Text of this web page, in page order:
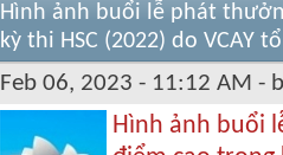
Hình ảnh buổi lễ phát
kỳ thi HSC (2022) do VCAY
Feb 06, 2023 - 11:12 AM -
Hình ảnh buổi